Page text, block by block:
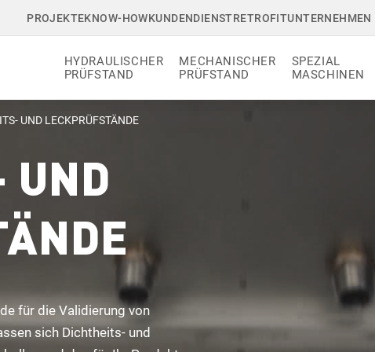
PROJEKTEKNOW-HOWKUNDENDIENSTRETROFITUNTERNEHMEN
HYDRAULISCHER
PRÜFSTAND
MECHANISCHER
PRÜFSTAND
SPEZIAL
MASCHINEN
UND LECKPRÜFSTÄNDE
UND
für die Validierung von
sich Dichtheits- und